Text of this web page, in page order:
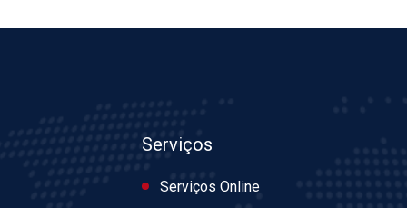
Serviços
Serviços Online